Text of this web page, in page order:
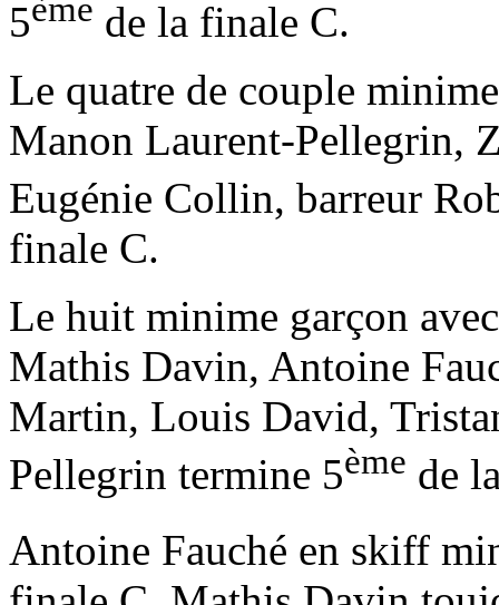
5ème de la finale C.
Le quatre de couple
Manon Laurent-Pellegrin,
Eugénie Collin, barreur
finale C.
Le huit minime garçon
Mathis Davin, Antoine
Martin, Louis David,
Pellegrin termine 5ème de
Antoine Fauché en skiff